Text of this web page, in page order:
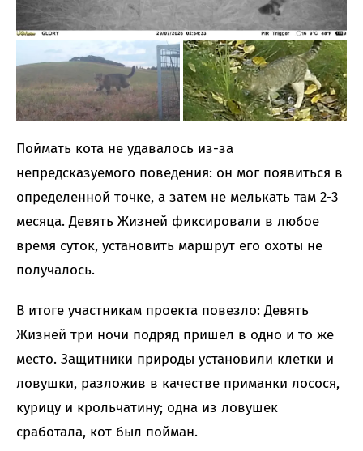
Поймать кота не удавалось из-за
непредсказуемого поведения: он мог появиться в
определенной точке, а затем не мелькать там 2-3
месяца. Девять Жизней фиксировали в любое
время суток, установить маршрут его охоты не
получалось.
В итоге участникам проекта повезло: Девять
Жизней три ночи подряд пришел в одно и то же
место. Защитники природы установили клетки и
ловушки, разложив в качестве приманки лосося,
курицу и крольчатину; одна из ловушек
сработала, кот был пойман.